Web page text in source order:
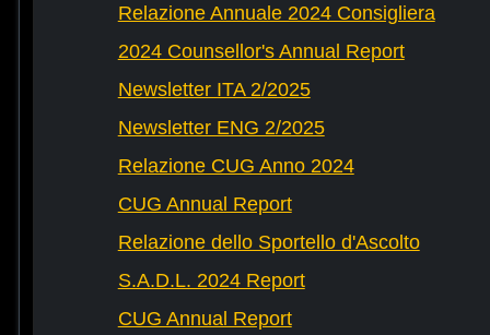
Relazione Annuale 2024 Consigliera
2024 Counsellor's Annual Report
Newsletter ITA 2/2025
Newsletter ENG 2/2025
Relazione CUG Anno 2024
CUG Annual Report
Relazione dello Sportello d'Ascolto
S.A.D.L. 2024 Report
CUG Annual Report